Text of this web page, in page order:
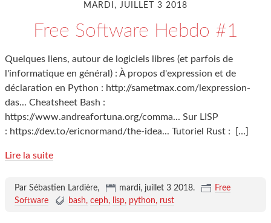
MARDI, JUILLET 3 2018
Free Software Hebdo #1
Quelques liens, autour de logiciels libres (et parfois de
l'informatique en général) : À propos d'expression et de
déclaration en Python : http://sametmax.com/lexpression-
das... Cheatsheet Bash :
https://www.andreafortuna.org/comma... Sur LISP
: https://dev.to/ericnormand/the-idea... Tutoriel Rust :
[…]
Lire la suite
Par Sébastien Lardière, mardi, juillet 3 2018.
Free
Software
bash ceph lisp python rust